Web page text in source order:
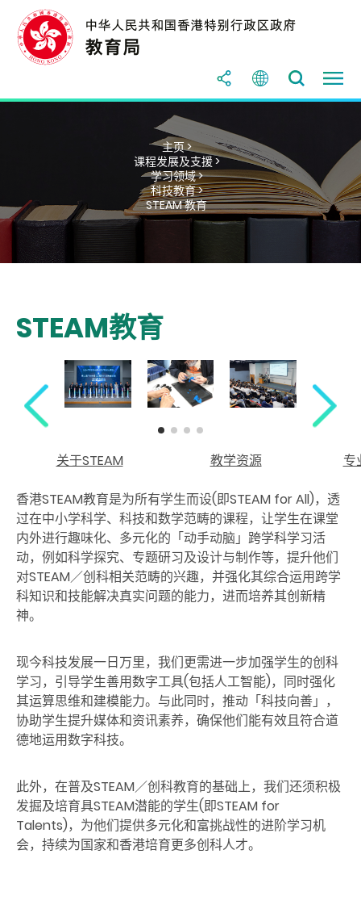
主页 >
课程发展及支援 >
学习领域 >
科技教育 >
STEAM 教育
STEAM教育
关于STEAM 教学资源 专
香港STEAM教育是为所有学生而设(即STEAM for All)，透
过在中小学科学、科技和数学范畴的课程，让学生在课堂
内外进行趣味化、多元化的「动手动脑」跨学科学习活
动，例如科学探究、专题研习及设计与制作等，提升他们
对STEAM／创科相关范畴的兴趣，并强化其综合运用跨学
科知识和技能解决真实问题的能力，进而培养其创新精
神。
现今科技发展一日万里，我们更需进一步加强学生的创科
学习，引导学生善用数字工具(包括人工智能)，同时强化
其运算思维和建模能力。与此同时，推动「科技向善」，
协助学生提升媒体和资讯素养，确保他们能有效且符合道
德地运用数字科技。
此外，在普及STEAM／创科教育的基础上，我们还须积极
发掘及培育具STEAM潜能的学生(即STEAM for
Talents)，为他们提供多元化和富挑战性的进阶学习机
会，持续为国家和香港培育更多创科人才。